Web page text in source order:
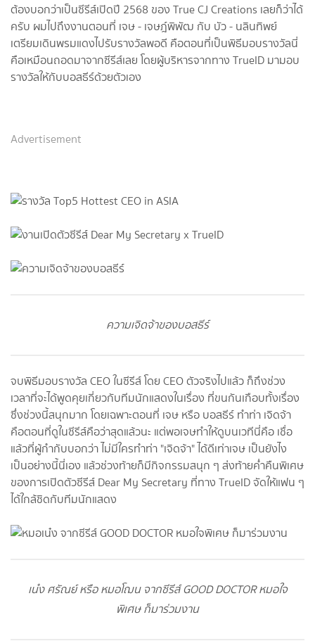
ต้องบอกว่าเป็นซีรีส์เปิดปี 2568 ของ True CJ Creations เลยก็ว่าได้
ครับ ผมไปถึงงานตอนที่ เจษ - เจษฎ์พิพัฒ กับ บัว - นลินทิพย์
เตรียมเดินพรมแดงไปรับรางวัลพอดี คือตอนที่เป็นพิธีมอบรางวัลนี่
คือเหมือนถอดมาจากซีรีส์เลย โดยผู้บริหารจากทาง TrueID มามอบ
รางวัลให้กับบอสธีร์ด้วยตัวเอง
Advertisement
ความเจิดจ้าของบอสธีร์
จบพิธีมอบรางวัล CEO ในซีรีส์ โดย CEO ตัวจริงไปแล้ว ก็ถึงช่วง
เวลาที่จะได้พูดคุยเกี่ยวกับทีมนักแสดงในเรื่อง ที่ขนกันเกือบทั้งเรื่อง
ซึ่งช่วงนี้สนุกมาก โดยเฉพาะตอนที่ เจษ หรือ บอสธีร์ ทำท่า เจิดจ้า
คือตอนที่ดูในซีรีส์คือว่าสุดแล้วนะ แต่พอเจษทำให้ดูบนเวทีนี่คือ เชื่อ
แล้วที่ผู้กำกับบอกว่า ไม่มีใครทำท่า "เจิดจ้า" ได้ดีเท่าเจษ เป็นยังไง
เป็นอย่างนี้นี่เอง แล้วช่วงท้ายก็มีกิจกรรมสนุก ๆ ส่งท้ายค่ำคืนพิเศษ
ของการเปิดตัวซีรีส์ Dear My Secretary ที่ทาง TrueID จัดให้แฟน ๆ
ได้ใกล้ชิดกับทีมนักแสดง
เน๋ง ศรัณย์ หรือ หมอโฌน จากซีรีส์ GOOD DOCTOR หมอใจ
พิเศษ ก็มาร่วมงาน